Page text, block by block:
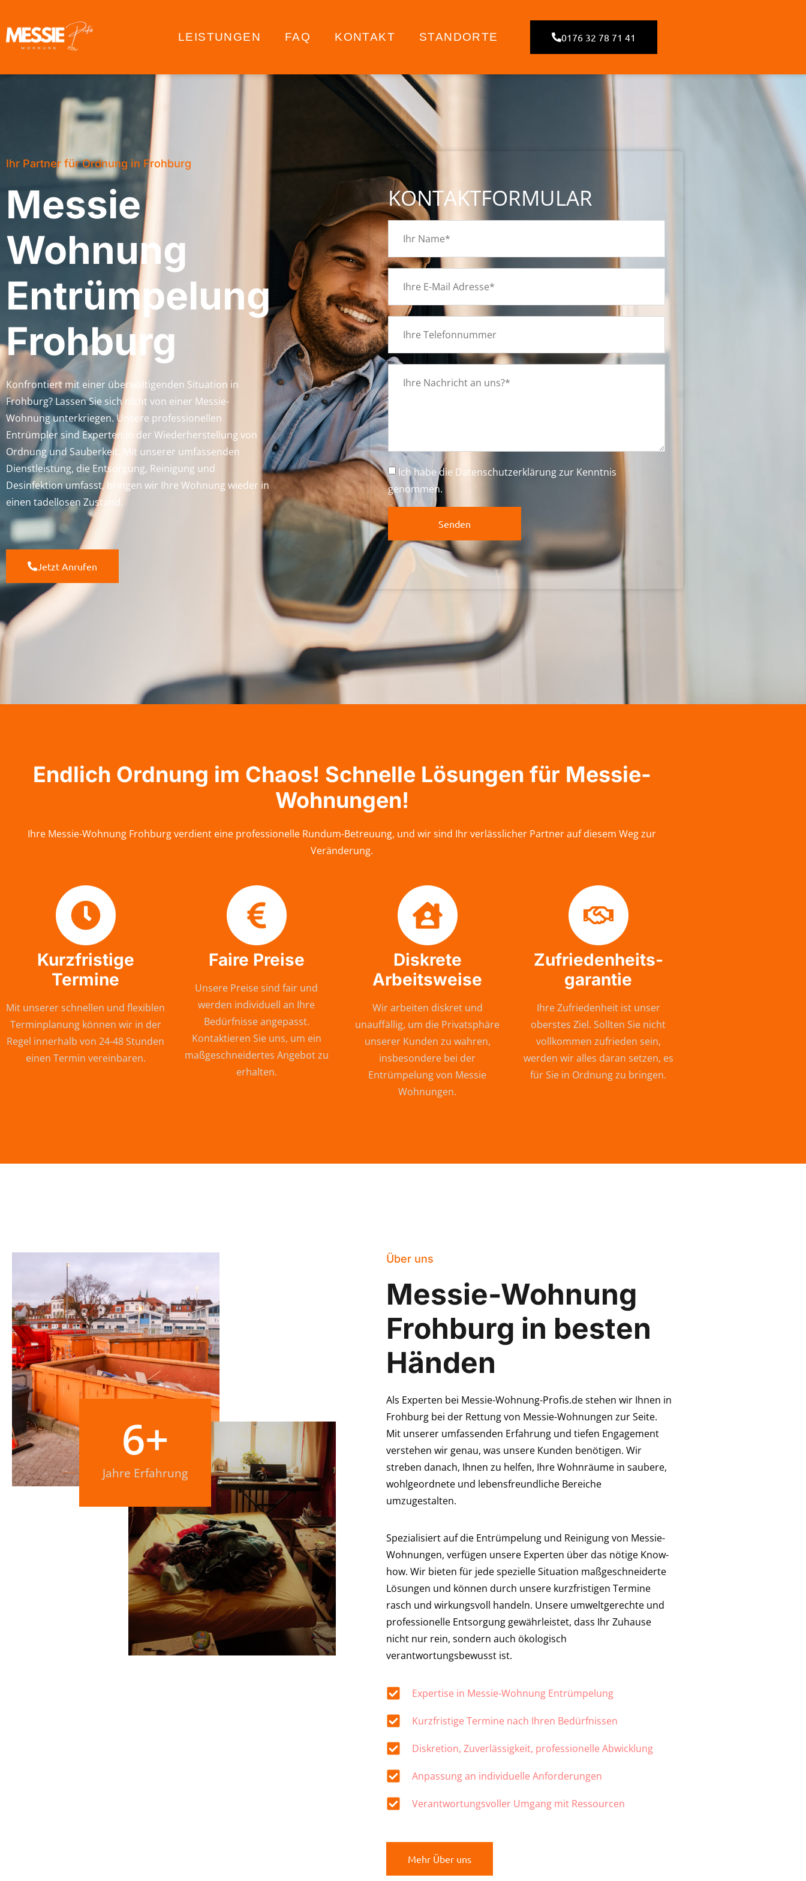
LEISTUNGEN FAQ KONTAKT STANDORTE 0176 32 78 71 41
Ihr Partner für Ordnung in Frohburg
Messie
Wohnung
Entrümpelung
Frohburg
Konfrontiert mit einer überwältigenden Situation in
Frohburg? Lassen Sie sich nicht von einer Messie-
Wohnung unterkriegen. Unsere professionellen
Entrümpler sind Experten in der Wiederherstellung von
Ordnung und Sauberkeit. Mit unserer umfassenden
Dienstleistung, die Entsorgung, Reinigung und
Desinfektion umfasst, bringen wir Ihre Wohnung wieder in
einen tadellosen Zustand.
Jetzt Anrufen
KONTAKTFORMULAR
Ich habe die Datenschutzerklärungzur Kenntnis
genommen.
Senden
Endlich Ordnung im Chaos! Schnelle Lösungen für Messie-
Wohnungen!
Ihre Messie-Wohnung Frohburg verdient eine professionelle Rundum-Betreuung, und wir sind Ihr verlässlicher Partner auf diesem Weg zur
Veränderung.
Kurzfristige
Termine
Mit unserer schnellen und flexiblen
Terminplanung können wir in der
Regel innerhalb von 24-48 Stunden
einen Termin vereinbaren.
Faire Preise
Unsere Preise sind fair und
werden individuell an Ihre
Bedürfnisse angepasst.
Kontaktieren Sie uns, um ein
maßgeschneidertes Angebot zu
erhalten.
Diskrete
Arbeitsweise
Wir arbeiten diskret und
unauffällig, um die Privatsphäre
unserer Kunden zu wahren,
insbesondere bei der
Entrümpelung von Messie
Wohnungen.
Zufriedenheits-
garantie
Ihre Zufriedenheit ist unser
oberstes Ziel. Sollten Sie nicht
vollkommen zufrieden sein,
werden wir alles daran setzen, es
für Sie in Ordnung zu bringen.
Jahre Erfahrung
6+
Über uns
Messie-Wohnung
Frohburg in besten
Händen
Als Experten bei Messie-Wohnung-Profis.de stehen wir Ihnen in
Frohburg bei der Rettung von Messie-Wohnungen zur Seite.
Mit unserer umfassenden Erfahrung und tiefen Engagement
verstehen wir genau, was unsere Kunden benötigen. Wir
streben danach, Ihnen zu helfen, Ihre Wohnräume in saubere,
wohlgeordnete und lebensfreundliche Bereiche
umzugestalten.
Spezialisiert auf die Entrümpelung und Reinigung von Messie-
Wohnungen, verfügen unsere Experten über das nötige Know-
how. Wir bieten für jede spezielle Situation maßgeschneiderte
Lösungen und können durch unsere kurzfristigen Termine
rasch und wirkungsvoll handeln. Unsere umweltgerechte und
professionelle Entsorgung gewährleistet, dass Ihr Zuhause
nicht nur rein, sondern auch ökologisch
verantwortungsbewusst ist.
Expertise in Messie-Wohnung Entrümpelung
Kurzfristige Termine nach Ihren Bedürfnissen
Diskretion, Zuverlässigkeit, professionelle Abwicklung
Anpassung an individuelle Anforderungen
Verantwortungsvoller Umgang mit Ressourcen
Mehr Über uns